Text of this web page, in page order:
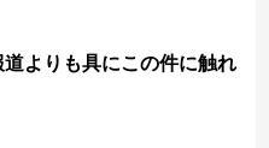
よりも具にこの件に触れ